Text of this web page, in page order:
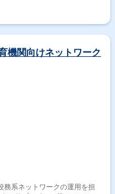
機関向けネットワーク